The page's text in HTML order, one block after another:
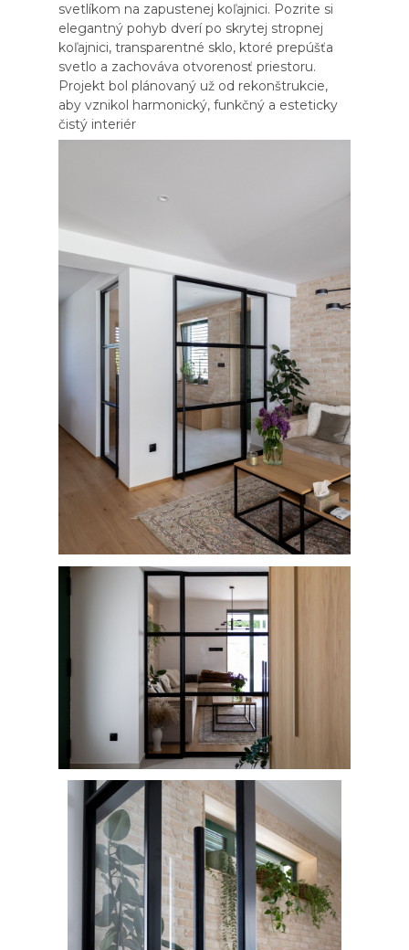
svetlíkom na zapustenej koľajnici. Pozrite si
elegantný pohyb dverí po skrytej stropnej
koľajnici, transparentné sklo, ktoré prepúšťa
svetlo a zachováva otvorenosť priestoru.
Projekt bol plánovaný už od rekonštrukcie,
aby vznikol harmonický, funkčný a esteticky
čistý interiér